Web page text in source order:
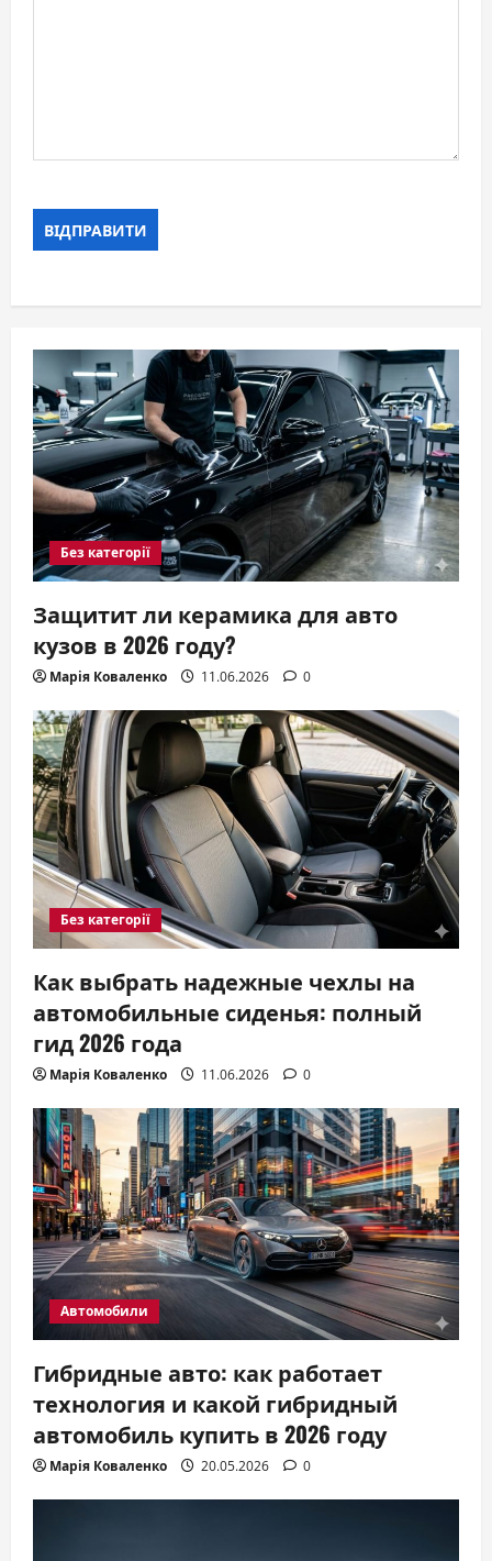
Без категорії
Защитит ли керамика для авто
кузов в 2026 году?
Марія Коваленко 11.06.2026 0
Без категорії
Как выбрать надежные чехлы на
автомобильные сиденья: полный
гид 2026 года
Марія Коваленко 11.06.2026 0
Автомобили
Гибридные авто: как работает
технология и какой гибридный
автомобиль купить в 2026 году
Марія Коваленко 20.05.2026 0